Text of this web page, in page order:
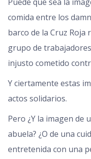
comida entre los
barco de la Cruz
grupo de
injusto cometido
Y ciertamente estas
actos solidarios.
Pero ¿Y la imagen de
abuela? ¿O de una
entretenida con una